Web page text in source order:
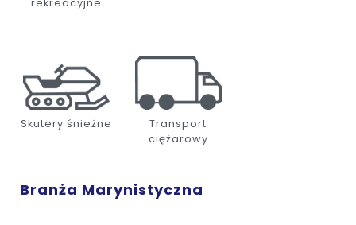
rekreacyjne
Skutery śnieżne
Transport
ciężarowy
Branża Marynistyczna